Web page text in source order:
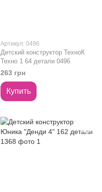
Артикул: 0496
Детский конструктор ТехноК
Техно 1 64 детали 0496
263 грн
Купить